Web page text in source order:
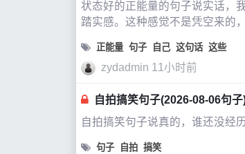
状态好的正能量的句子说实话，
踏实感。这种感觉不是凭空来的
正能量 句子 自己 这句话 这些
zydadmin 11小时前
自拍搞笑句子(2026-08-06句子
自拍搞笑句子说真的，谁还没经
句子 自拍 搞笑